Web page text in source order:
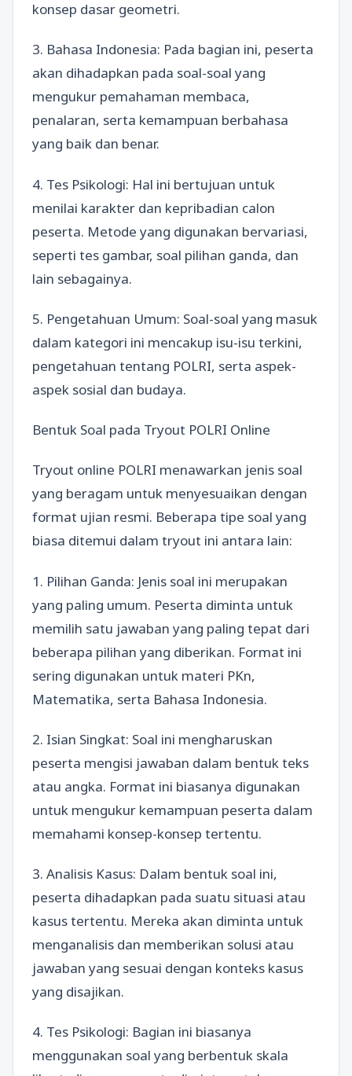
konsep dasar geometri.
3. Bahasa Indonesia: Pada bagian ini, peserta
akan dihadapkan pada soal-soal yang
mengukur pemahaman membaca,
penalaran, serta kemampuan berbahasa
yang baik dan benar.
4. Tes Psikologi: Hal ini bertujuan untuk
menilai karakter dan kepribadian calon
peserta. Metode yang digunakan bervariasi,
seperti tes gambar, soal pilihan ganda, dan
lain sebagainya.
5. Pengetahuan Umum: Soal-soal yang masuk
dalam kategori ini mencakup isu-isu terkini,
pengetahuan tentang POLRI, serta aspek-
aspek sosial dan budaya.
Bentuk Soal pada Tryout POLRI Online
Tryout online POLRI menawarkan jenis soal
yang beragam untuk menyesuaikan dengan
format ujian resmi. Beberapa tipe soal yang
biasa ditemui dalam tryout ini antara lain:
1. Pilihan Ganda: Jenis soal ini merupakan
yang paling umum. Peserta diminta untuk
memilih satu jawaban yang paling tepat dari
beberapa pilihan yang diberikan. Format ini
sering digunakan untuk materi PKn,
Matematika, serta Bahasa Indonesia.
2. Isian Singkat: Soal ini mengharuskan
peserta mengisi jawaban dalam bentuk teks
atau angka. Format ini biasanya digunakan
untuk mengukur kemampuan peserta dalam
memahami konsep-konsep tertentu.
3. Analisis Kasus: Dalam bentuk soal ini,
peserta dihadapkan pada suatu situasi atau
kasus tertentu. Mereka akan diminta untuk
menganalisis dan memberikan solusi atau
jawaban yang sesuai dengan konteks kasus
yang disajikan.
4. Tes Psikologi: Bagian ini biasanya
menggunakan soal yang berbentuk skala